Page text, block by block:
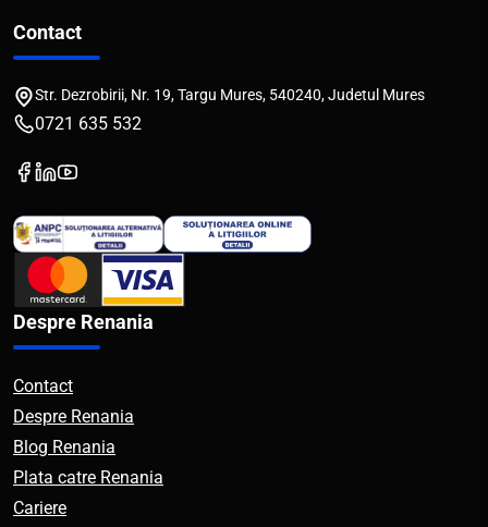
Contact
Str. Dezrobirii, Nr. 19, Targu Mures, 540240, Judetul Mures
0721 635 532
Despre Renania
Contact
Despre Renania
Blog Renania
Plata catre Renania
Cariere